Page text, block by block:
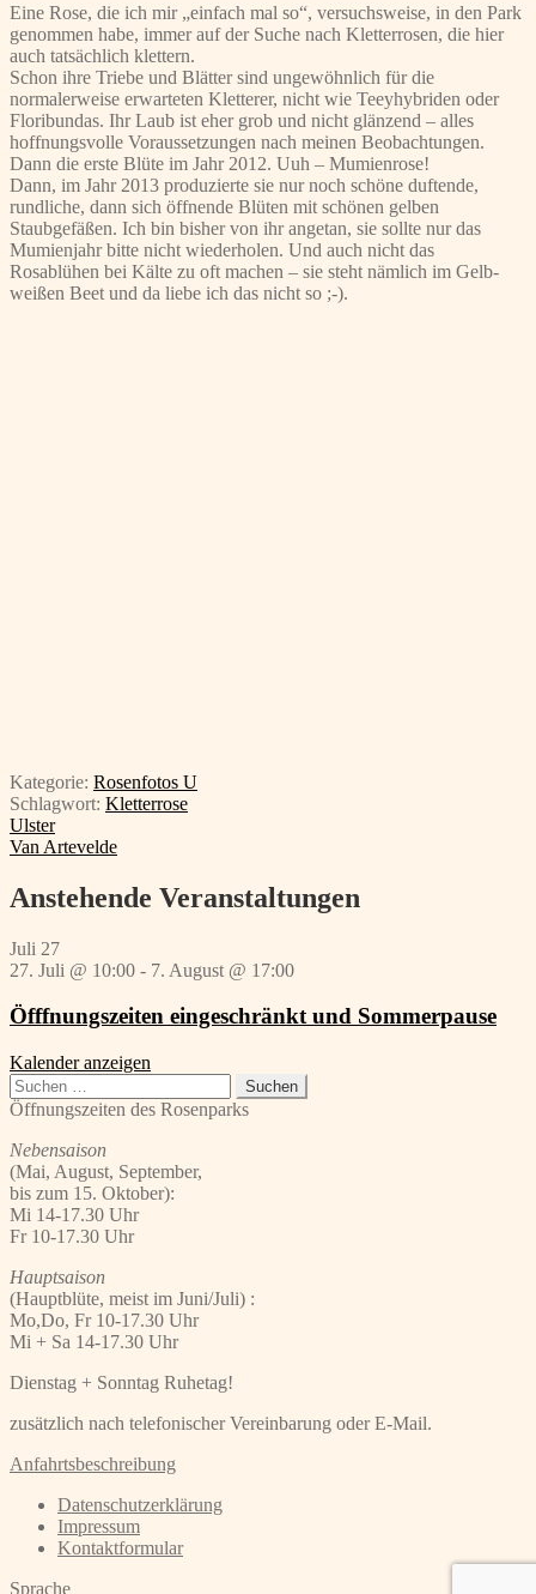
Eine Rose, die ich mir „einfach mal so“, versuchsweise, in den Park
genommen habe, immer auf der Suche nach Kletterrosen, die hier
auch tatsächlich klettern.
Schon ihre Triebe und Blätter sind ungewöhnlich für die
normalerweise erwarteten Kletterer, nicht wie Teeyhybriden oder
Floribundas. Ihr Laub ist eher grob und nicht glänzend – alles
hoffnungsvolle Voraussetzungen nach meinen Beobachtungen.
Dann die erste Blüte im Jahr 2012. Uuh – Mumienrose!
Dann, im Jahr 2013 produzierte sie nur noch schöne duftende,
rundliche, dann sich öffnende Blüten mit schönen gelben
Staubgefäßen. Ich bin bisher von ihr angetan, sie sollte nur das
Mumienjahr bitte nicht wiederholen. Und auch nicht das
Rosablühen bei Kälte zu oft machen – sie steht nämlich im Gelb-
weißen Beet und da liebe ich das nicht so ;-).
Kategorie: Rosenfotos U
Schlagwort: Kletterrose
Beitragsnavigation
Vorheriger
Beitrag:
Ulster
Nächster
Van Artevelde
Anstehende Veranstaltungen
Juli 27
27. Juli @ 10:00 - 7. August @ 17:00
Öfffnungszeiten eingeschränkt und Sommerpause
Kalender anzeigen
Suchen
nach:
Öffnungszeiten des Rosenparks
Nebensaison
(Mai, August, September,
bis zum 15. Oktober):
Mi 14-17.30 Uhr
Fr 10-17.30 Uhr
Hauptsaison
(Hauptblüte, meist im Juni/Juli) :
Mo,Do, Fr 10-17.30 Uhr
Mi + Sa 14-17.30 Uhr
Dienstag + Sonntag Ruhetag!
zusätzlich nach telefonischer Vereinbarung oder E-Mail.
Anfahrtsbeschreibung
Datenschutzerklärung
Impressum
Kontaktformular
Sprache